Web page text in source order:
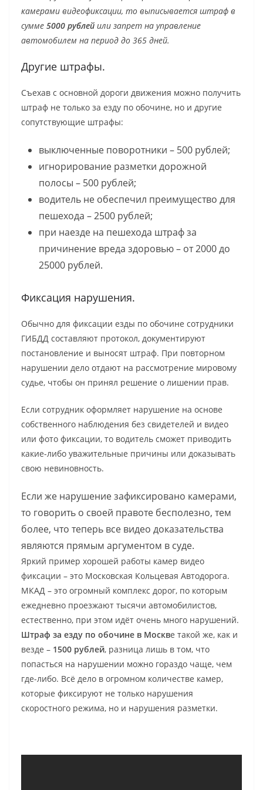
камерами видеофиксации, то выписывается штраф в
сумме 5000 рублей или запрет на управление
автомобилем на период до 365 дней.
Другие штрафы.
Съехав с основной дороги движения можно получить
штраф не только за езду по обочине, но и другие
сопутствующие штрафы:
выключенные поворотники – 500 рублей;
игнорирование разметки дорожной
полосы – 500 рублей;
водитель не обеспечил преимущество для
пешехода – 2500 рублей;
при наезде на пешехода штраф за
причинение вреда здоровью – от 2000 до
25000 рублей.
Фиксация нарушения.
Обычно для фиксации езды по обочине сотрудники
ГИБДД составляют протокол, документируют
постановление и выносят штраф. При повторном
нарушении дело отдают на рассмотрение мировому
судье, чтобы он принял решение о лишении прав.
Если сотрудник оформляет нарушение на основе
собственного наблюдения без свидетелей и видео
или фото фиксации, то водитель сможет приводить
какие-либо уважительные причины или доказывать
свою невиновность.
Если же нарушение зафиксировано камерами,
то говорить о своей правоте бесполезно, тем
более, что теперь все видео доказательства
являются прямым аргументом в суде.
Яркий пример хорошей работы камер видео
фиксации – это Московская Кольцевая Автодорога.
МКАД – это огромный комплекс дорог, по которым
ежедневно проезжают тысячи автомобилистов,
естественно, при этом идёт очень много нарушений.
Штраф за езду по обочине в Москве такой же, как и
везде – 1500 рублей, разница лишь в том, что
попасться на нарушении можно гораздо чаще, чем
где-либо. Всё дело в огромном количестве камер,
которые фиксируют не только нарушения
скоростного режима, но и нарушения разметки.